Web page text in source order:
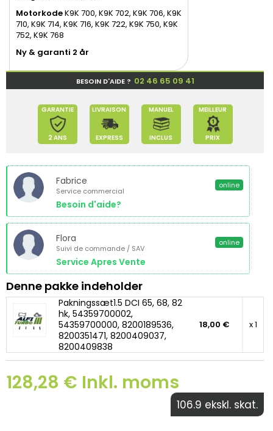
MotorkodeK9K 700, K9K 702, K9K 706, K9K
710, K9K 714, K9K 716, K9K 722, K9K 750, K9K
752, K9K 768
Ny & garanti 2 år
BESOIN D'AIDE ? 02 46 65 09 41
GARANTIE
2 ANS
LIVRAISON
EXPRESS
MANUEL
INCLUS
MEILLEUR
PRIX
Fabrice
Service commercial
Besoin d'aide?
online
Flora
Suivi de commande / SAV
Service Apres Vente
online
Denne pakke indeholder
Pakningssæt1.5 DCI 65, 68, 82
hk, 54359700002,
54359700000, 8200189536,
8200351471, 8200409037,
8200409838
18,00 € x 1
128,28 € Inkl. moms
106.9 ekskl. skat.